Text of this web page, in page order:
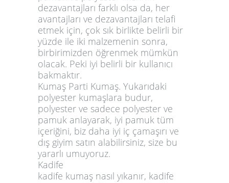
dezavantajları farklı olsa da, her
avantajları ve dezavantajları telafi
etmek için, çok sık birlikte belirli bir
yüzde ile iki malzemenin sonra,
birbirimizden öğrenmek mümkün
olacak. Peki iyi belirli bir kullanıcı
bakmaktır.
Kumaş Parti Kumaş. Yukarıdaki
polyester kumaşlara budur,
polyester ve sadece polyester ve
pamuk anlayarak, iyi pamuk tüm
içeriğini, biz daha iyi iç çamaşırı ve
dış giyim satın alabilirsiniz, size bu
yararlı umuyoruz.
Kadife
kadife kumaş nasıl yıkanır, kadife